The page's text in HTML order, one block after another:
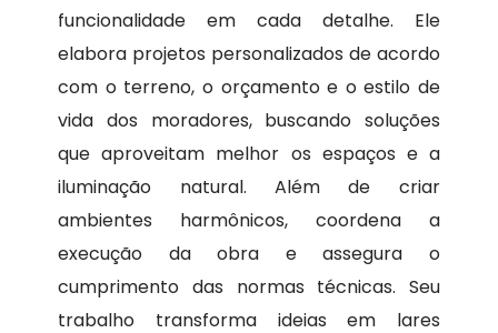
funcionalidade em cada detalhe. Ele
elabora projetos personalizados de acordo
com o terreno, o orçamento e o estilo de
vida dos moradores, buscando soluções
que aproveitam melhor os espaços e a
iluminação natural. Além de criar
ambientes harmônicos, coordena a
execução da obra e assegura o
cumprimento das normas técnicas. Seu
trabalho transforma ideias em lares